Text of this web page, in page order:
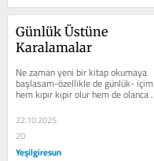
Günlük Üstüne
Karalamalar
Ne zaman yeni bir kitap okumaya
başlasam-özellikle de günlük- içim
hem kıpır kıpır olur hem de olanca
müşkülpesentliğime rağmen günü...
22.10.2025
20
Yeşilgiresun